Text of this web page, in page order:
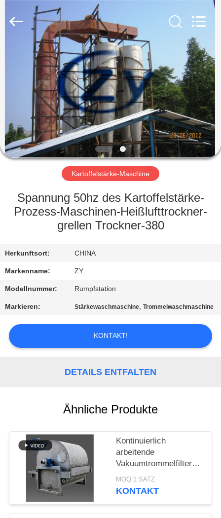
HAUS
PRODUKTE
ÜBER
US
FABRIK-
AUSFLUG
QUALITÄTSKONTROLLE
SIE
MIT
UNS
IN
VERBINDUNG
NACHRICHTEN
SITEMAP
PRIVACY
POLICY
Machinery
Co.,ltd.
Kartoffelstärke-Maschine
Spannung 50hz des Kartoffelstärke-
Prozess-Maschinen-Heißlufttrockner-
grellen Trockner-380
Herkunftsort: CHINA
Markenname: ZY
Modellnummer: Rumpfstation
Markieren: Stärkewaschmaschine,Trommelwaschmaschine
KONTAKT!
DETAILS ENTFALTEN
Ähnliche Produkte
Kontinuierlich
arbeitende
Vakuumtrommelfilter
Stabillaufende
Entwässerungsanlage
MOQ:1 SATZ
KONTAKT